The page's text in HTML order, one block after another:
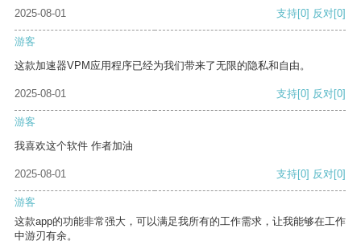
2025-08-01 支持[0] 反对[0]
游客
这款加速器VPM应用程序已经为我们带来了无限的隐私和自由。
2025-08-01 支持[0] 反对[0]
游客
我喜欢这个软件 作者加油
2025-08-01 支持[0] 反对[0]
游客
这款app的功能非常强大，可以满足我所有的工作需求，让我能够在工作
中游刃有余。